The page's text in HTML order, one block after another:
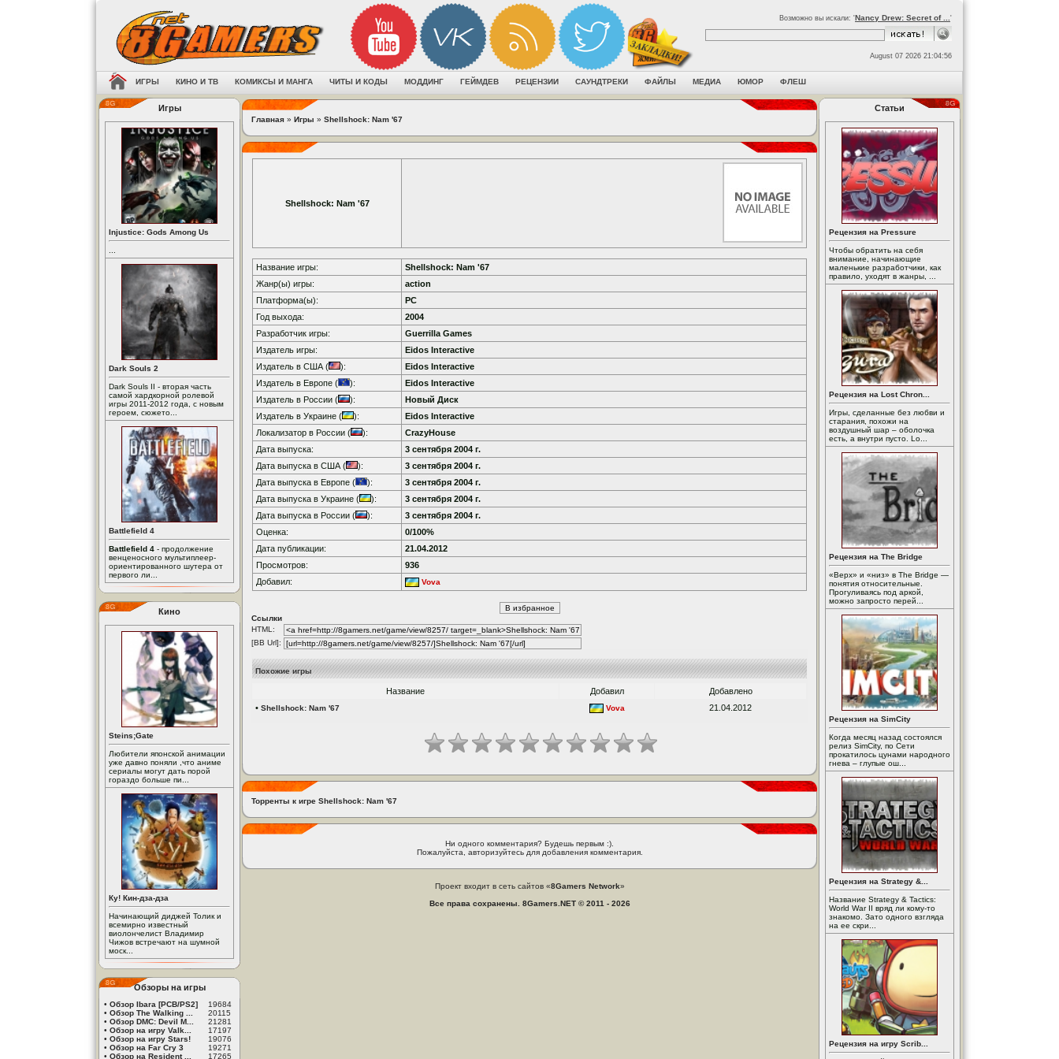
Возможно вы искали: 'Nancy Drew: Secret of ... '
August 07 2026 21:04:56
ИГРЫ КИНО И ТВ КОМИКСЫ И МАНГА ЧИТЫ И КОДЫ МОДДИНГ ГЕЙМДЕВ РЕЦЕНЗИИ САУНДТРЕКИ ФАЙЛЫ МЕДИА ЮМОР ФЛЕШ
Игры
Injustice: Gods Among Us
Dark Souls 2
Dark Souls II - вторая часть
самой хардкорной ролевой
игры 2011-2012 года, с новым
героем, сюжето...
Battlefield 4
Battlefield 4 - продолжение
венценосного мультиплеер-
ориентированного шутера от
первого ли...
Кино
Steins;Gate
Любители японской анимации
уже давно поняли ,что аниме
сериалы могут дать порой
гораздо больше пи...
Ку! Кин-дза-дза
Начинающий диджей Толик и
всемирно известный
виолончелист Владимир
Чижов встречают на шумной
моск...
Обзоры на игры
• Обзор Ibara [PCB/PS2]
19684
• Обзор The Walking ...
20115
• Обзор DMC: Devil M...
21281
• Обзор на игру Valk...
17197
• Обзор на игру Stars!
19076
• Обзор на Far Cry 3
19271
• Обзор на Resident ... 17265
Главная » Игры » Shellshock: Nam '67
Shellshock: Nam '67
Название игры:
Shellshock: Nam '67
Жанр(ы) игры:
action
Платформа(ы):
PC
Год выхода:
2004
Разработчик игры:
Guerrilla Games
Издатель игры:
Eidos Interactive
Издатель в США (
):
Eidos Interactive
Издатель в Европе (
):
Eidos Interactive
Издатель в России (
):
Новый Диск
Издатель в Украине (
):
Eidos Interactive
Локализатор в России (
):
CrazyHouse
Дата выпуска:
3 сентября 2004 г.
Дата выпуска в США (
):
3 сентября 2004 г.
Дата выпуска в Европе (
):
3 сентября 2004 г.
Дата выпуска в Украине (
):
3 сентября 2004 г.
Дата выпуска в России (
):
3 сентября 2004 г.
Оценка:
0/100%
Дата публикации:
21.04.2012
Просмотров:
936
Добавил:
Vova
Ссылки
HTML:
[BB Url]:
Похожие игры
Название Добавил
Добавлено
• Shellshock: Nam '67 Vova 21.04.2012
Торренты к игре Shellshock: Nam '67
Ни одного комментария? Будешь первым :).
Пожалуйста, авторизуйтесь для добавления комментария.
Проект входит в сеть сайтов «8Gamers Network»
Все права сохранены. 8Gamers.NET © 2011 - 2026
Статьи
Рецензия на Pressure
Чтобы обратить на себя
внимание, начинающие
маленькие разработчики, как
правило, уходят в жанры, ...
Рецензия на Lost Chron...
Игры, сделанные без любви и
старания, похожи на
воздушный шар – оболочка
есть, а внутри пусто. Lo...
Рецензия на The Bridge
«Верх» и «низ» в The Bridge —
понятия относительные.
Прогуливаясь под аркой,
можно запросто перей...
Рецензия на SimCity
Когда месяц назад состоялся
релиз SimCity, по Сети
прокатилось цунами народного
гнева – глупые ош...
Рецензия на Strategy &...
Название Strategy & Tactics:
World War II вряд ли кому-то
знакомо. Зато одного взгляда
на ее скри...
Рецензия на игру Scrib...